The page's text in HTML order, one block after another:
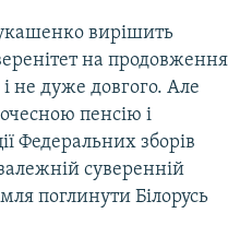
вирішить
на продовження
не дуже довгого. Але
пенсію і
Федеральних зборів
суверенній
поглинути Білорусь